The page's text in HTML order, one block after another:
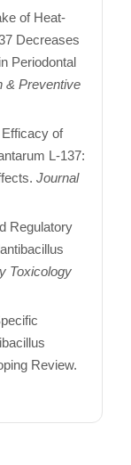
of Heat-
Decreases
Periodontal
& Preventive
of
L-137:
Journal
Regulatory
Toxicology
Review.